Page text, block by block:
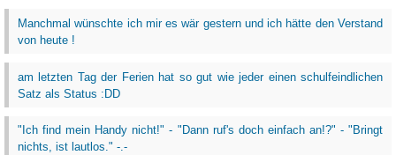
Manchmal wünschte ich mir es wär gestern und ich hätte den Verstand
von heute !
am letzten Tag der Ferien hat so gut wie jeder einen schulfeindlichen
Satz als Status :DD
"Ich find mein Handy nicht!" - "Dann ruf's doch einfach an!?" - "Bringt
nichts, ist lautlos." -.-